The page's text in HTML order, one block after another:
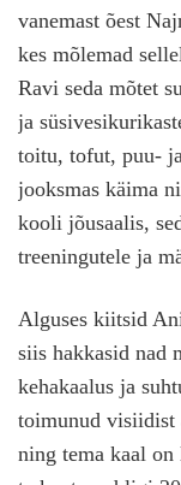
vanemast õest
kes mõlemad
Ravi seda mõtet
ja
toitu, tofut, puu-
jooksmas käima
kooli jõusaalis,
treeningutele ja
Alguses kiitsid
siis hakkasid nad
kehakaalus ja
toimunud visiidist
ning tema kaal